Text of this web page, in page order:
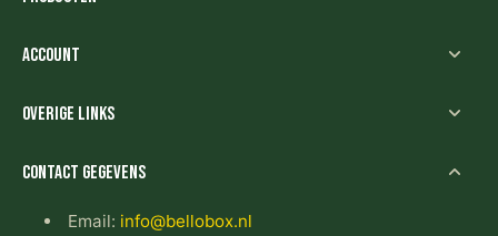
Account
Overige links
Contact gegevens
Email: info@bellobox.nl